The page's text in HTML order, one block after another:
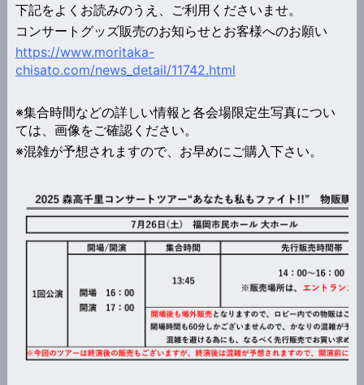
下記をよくお読みのうえ、ご利用くださいませ。
コンサートグッズ販売のお知らせとお客様へのお願い
https://www.moritaka-
chisato.com/news_detail/11742.html
※集合時間などの詳しい情報と各会場限定生写真につい
ては、画像をご確認ください。
※混雑が予想されますので、お早めにご購入下さい。